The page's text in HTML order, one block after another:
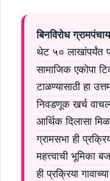
बिनविरोध
थेट ५० लाखांपर्यंत
सामाजिक एकोपा
टाळण्यासाठी हा
निवडणूक खर्च
आर्थिक दिलासा
ग्रामसभा ही
महत्त्वाची भूमिका
ही प्रक्रिया